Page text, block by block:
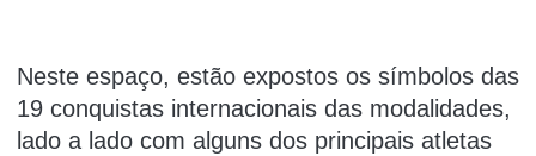
Neste espaço, estão expostos os símbolos das
19 conquistas internacionais das modalidades,
lado a lado com alguns dos principais atletas